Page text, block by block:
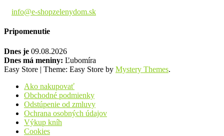
info@e-shopzelenydom.sk
Pripomenutie
Dnes je 09.08.2026
Dnes má meniny: Ľubomíra
Easy Store | Theme: Easy Store by Mystery Themes.
Ako nakupovať
Obchodné podmienky
Odstúpenie od zmluvy
Ochrana osobných údajov
Výkup kníh
Cookies